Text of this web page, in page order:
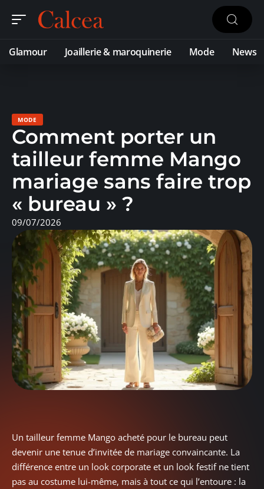
Glamour Joaillerie & maroquinerie Mode News
MODE
Comment porter un
tailleur femme Mango
mariage sans faire trop
« bureau » ?
09/07/2026
Un tailleur femme Mango acheté pour le bureau peut
devenir une tenue d’invitée de mariage convaincante. La
différence entre un look corporate et un look festif ne tient
pas au costume lui-même, mais à tout ce qui l’entoure : la